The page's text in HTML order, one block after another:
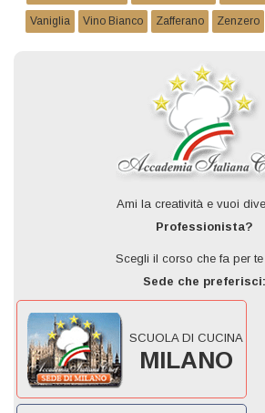
Vaniglia Vino Bianco Zafferano Zenzero
Ami la creatività e vuoi
Professionista?
Scegli il corso che fa per
Sede che preferisci:
SCUOLA DI CUCINA
MILANO